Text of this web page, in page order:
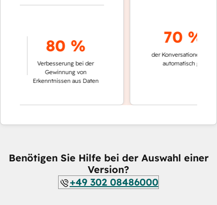
80 %
Verbesserung bei der
Gewinnung von
Erkenntnissen aus Daten
70 %+
der Konversationen werden
automatisch gelöst
Benötigen Sie Hilfe bei der Auswahl einer
Version?
+49 302 08486000